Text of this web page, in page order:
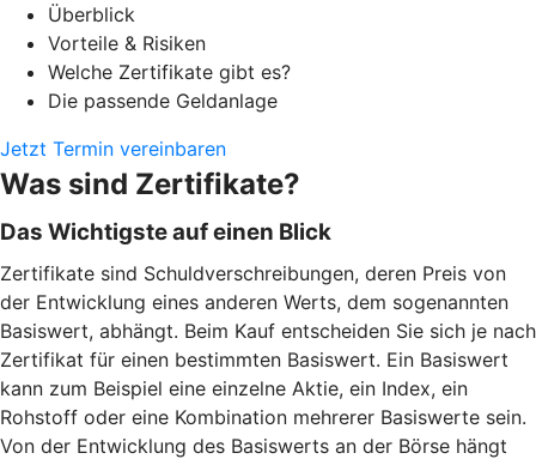
Überblick
Vorteile & Risiken
Welche Zertifikate gibt es?
Die passende Geldanlage
Jetzt Termin vereinbaren
Was sind Zertifikate?
Das Wichtigste auf einen Blick
Zertifikate sind Schuldverschreibungen, deren Preis von
der Entwicklung eines anderen Werts, dem sogenannten
Basiswert, abhängt. Beim Kauf entscheiden Sie sich je nach
Zertifikat für einen bestimmten Basiswert. Ein Basiswert
kann zum Beispiel eine einzelne Aktie, ein Index, ein
Rohstoff oder eine Kombination mehrerer Basiswerte sein.
Von der Entwicklung des Basiswerts an der Börse hängt